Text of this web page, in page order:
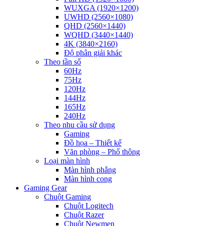
WUXGA (1920×1200)
UWHD (2560×1080)
QHD (2560×1440)
WQHD (3440×1440)
4K (3840×2160)
Độ phân giải khác
Theo tần số
60Hz
75Hz
120Hz
144Hz
165Hz
240Hz
Theo nhu cầu sử dụng
Gaming
Đồ họa – Thiết kế
Văn phòng – Phổ thông
Loại màn hình
Màn hình phẳng
Màn hình cong
Gaming Gear
Chuột Gaming
Chuột Logitech
Chuột Razer
Chuột Newmen